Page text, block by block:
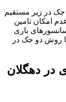
جک در زیر مستقیم
امکان تامین
باری
روش دو جک در
در دهگلان